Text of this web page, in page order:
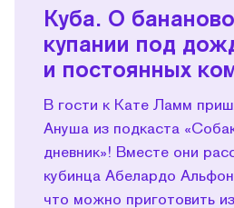
Куба. О
купании под
и постоянных
В гости к Кате Ламм
Ануша из подкаста
дневник»! Вместе они
кубинца Абелардо
что можно приготовить